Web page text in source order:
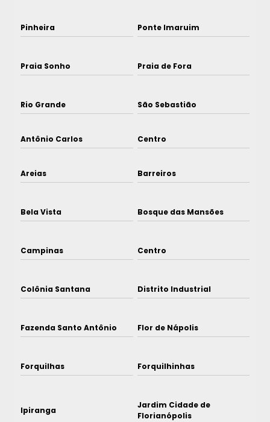
Pinheira Ponte Imaruim
Praia Sonho Praia de Fora
Rio Grande São Sebastião
Antônio Carlos Centro
Areias Barreiros
Bela Vista Bosque das Mansões
Campinas Centro
Colônia Santana Distrito Industrial
Fazenda Santo Antônio Flor de Nápolis
Forquilhas Forquilhinhas
Ipiranga
Jardim Cidade de
Florianópolis